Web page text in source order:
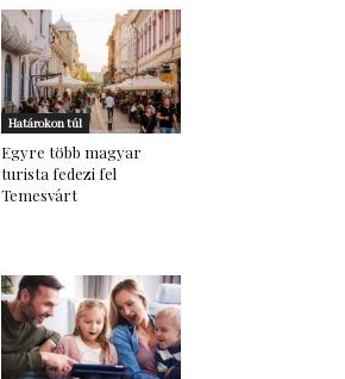
Határokon túl
Egyre több magyar
turista fedezi fel
Temesvárt